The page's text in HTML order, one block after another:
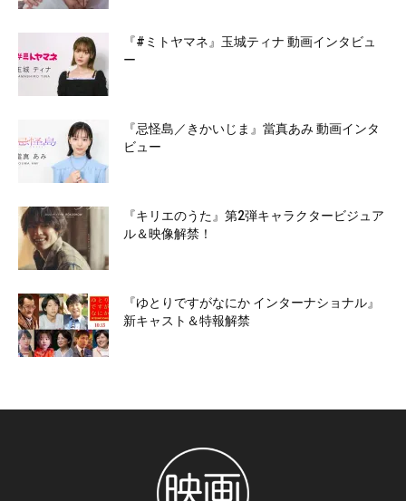
『#ミトヤマネ』玉城ティナ 動画インタビュ
ー
『忌怪島／きかいじま』當真あみ 動画インタ
ビュー
『キリエのうた』第2弾キャラクタービジュア
ル＆映像解禁！
『ゆとりですがなにか インターナショナル』
新キャスト＆特報解禁